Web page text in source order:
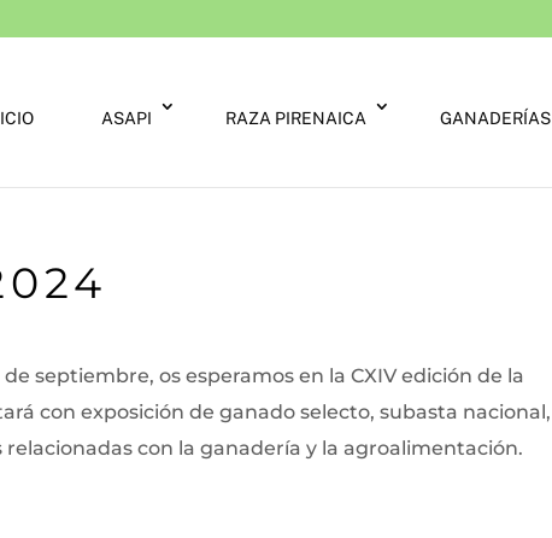
ASAPI RAZA PIRENAICA GANADERÍAS
septiembre, os esperamos en la CXIV edición de la
con exposición de ganado selecto, subasta nacional,
con la ganadería y la agroalimentación.